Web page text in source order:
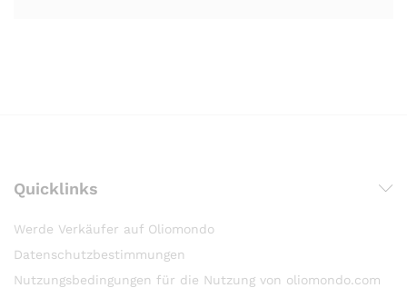
Quicklinks
Werde Verkäufer auf Oliomondo
Datenschutzbestimmungen
Nutzungsbedingungen für die Nutzung von oliomondo.com